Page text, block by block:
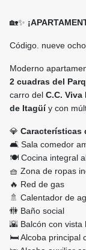
🏡✨
Código. nueve
Moderno
2 cuadras del
carro del C.C. Viva
de Itagüíy con
💎 Características
🛋️ Sala comedor
🍽️ Cocina integral
🧺 Zona de ropas
🔥 Red de gas
🚿 Calentador de
🚻 Baño social
🌇 Balcón con vista
🛏️ Alcoba principal